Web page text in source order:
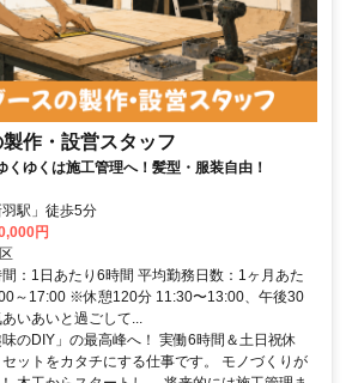
作・設営スタッフ
くゆくは施工管理へ！髪型・服装自由！
駅」徒歩5分
円
：1日あたり6時間 平均勤務日数：1ヶ月あた
～17:00 ※休憩120分 11:30〜13:00、午後30
いあいと過ごして...
のDIY」の最高峰へ！ 実働6時間＆土日祝休
ットをカタチにする仕事です。 モノづくりが